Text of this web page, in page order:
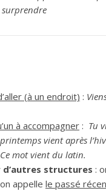
(à un endroit) :
à accompagner : Tu
vient après
Ce mot vient du latin.
structures :
appelle le passé